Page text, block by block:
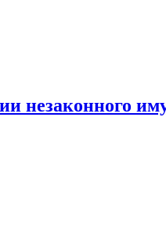
незаконного